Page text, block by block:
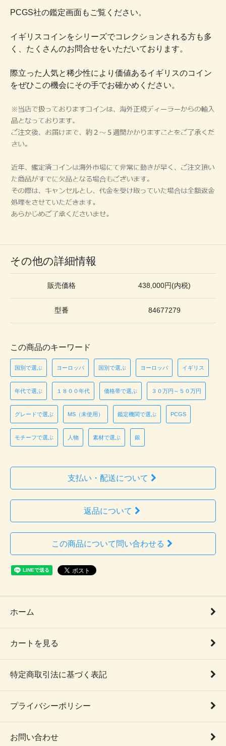
PCGS社の鑑定画面もご覧ください。
イギリスコインをシリーズでコレクションされる方も多
く、たくさんのお問合せをいただいております。
際立った人気と稀少性により価値あるイギリスのコイン
をぜひこの機会にその手でお確かめください。
その他の詳細情報
販売価格 438,000円(内税)
型番 84677279
この商品のキーワード
国別で選ぶ ヨーロッパ 国別で選ぶ ヨーロッパ イギリス
年代で選ぶ １８００年代 価格帯で選ぶ ３０万円～５０万円
グレードで選ぶ MS（未使用） 鑑定機関で選ぶ PCGS
モチーフで選ぶ 人物 素材で選ぶ 銀
支払い・配送について
返品について
この商品について問い合わせる
ホーム
カートを見る
特定商取引法に基づく表記
プライバシーポリシー
お問い合わせ